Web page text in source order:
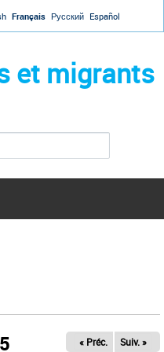
Français Русский Español
et migrants
« Préc. Suiv. »